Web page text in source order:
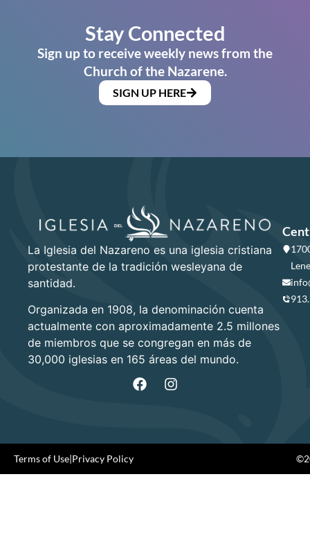
Stay Connected
Sign up to receive weekly news from the
Church of the Nazarene.
SIGN UP HERE
La Iglesia del Nazareno es una iglesia cristiana
protestante de la tradición wesleyana de
santidad.
Organizada en 1908, la denominación cuenta
actualmente con aproximadamente 2.5 millones
de miembros que se congregan en más de
30,000 iglesias en 165 áreas del mundo.
Terms of Use|Privacy Policy